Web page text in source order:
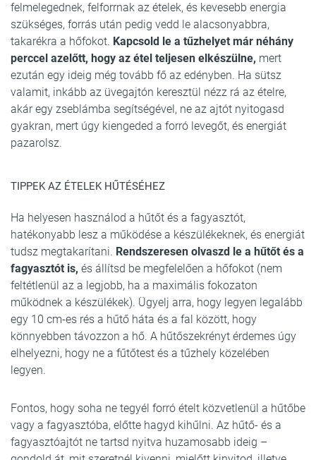
felmelegednek, felforrnak az ételek, és kevesebb energia
szükséges, forrás után pedig vedd le alacsonyabbra,
takarékra a hőfokot. Kapcsold le a tűzhelyet már néhány
perccel azelőtt, hogy az étel teljesen elkészülne, mert
ezután egy ideig még tovább fő az edényben. Ha sütsz
valamit, inkább az üvegajtón keresztül nézz rá az ételre,
akár egy zseblámba segítségével, ne az ajtót nyitogasd
gyakran, mert úgy kiengeded a forró levegőt, és energiát
pazarolsz.
TIPPEK AZ ÉTELEK HŰTÉSÉHEZ
Ha helyesen használod a hűtőt és a fagyasztót,
hatékonyabb lesz a működése a készülékeknek, és energiát
tudsz megtakarítani. Rendszeresen olvaszd le a hűtőt és a
fagyasztót is, és állítsd be megfelelően a hőfokot (nem
feltétlenül az a legjobb, ha a maximális fokozaton
működnek a készülékek). Ügyelj arra, hogy legyen legalább
egy 10 cm-es rés a hűtő háta és a fal között, hogy
könnyebben távozzon a hő. A hűtőszekrényt érdemes úgy
elhelyezni, hogy ne a fűtőtest és a tűzhely közelében
legyen.
Fontos, hogy soha ne tegyél forró ételt közvetlenül a hűtőbe
vagy a fagyasztóba, előtte hagyd kihűlni. Az hűtő- és a
fagyasztóajtót ne tartsd nyitva huzamosabb ideig –